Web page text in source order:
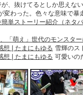
、抜けてるとしか思えな
変わった。色々な意味で
簡単ストーリー紹介（ネタ
、「萌え」世代のモンスタ
| たまにもゆる 雪輝の
| たまにもゆる 可愛いの